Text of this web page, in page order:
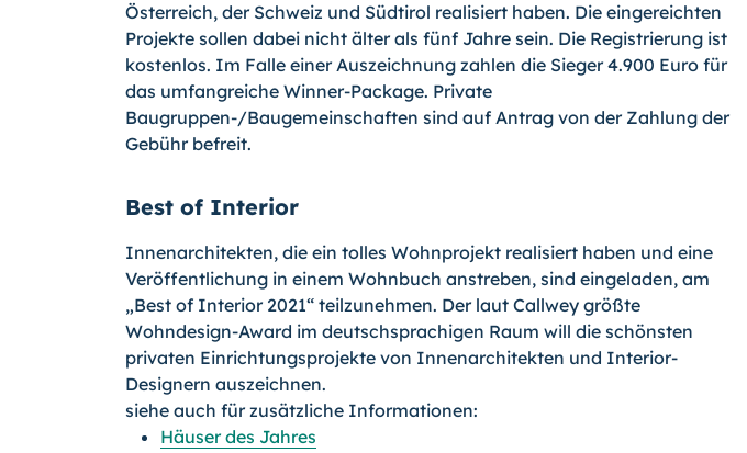
Österreich, der Schweiz und Südtirol realisiert haben. Die eingereichten
Projekte sollen dabei nicht älter als fünf Jahre sein. Die Registrierung ist
kostenlos. Im Falle einer Auszeichnung zahlen die Sieger 4.900 Euro für
das umfangreiche Winner-Package. Private
Baugruppen-/Baugemeinschaften sind auf Antrag von der Zahlung der
Gebühr befreit.
Best of Interior
Innenarchitekten, die ein tolles Wohnprojekt realisiert haben und eine
Veröffentlichung in einem Wohnbuch anstreben, sind eingeladen, am
„Best of Interior 2021“ teilzunehmen. Der laut Callwey größte
Wohndesign-Award im deutschsprachigen Raum will die schönsten
privaten Einrichtungsprojekte von Innenarchitekten und Interior-
Designern auszeichnen.
siehe auch für zusätzliche Informationen:
Häuser des Jahres